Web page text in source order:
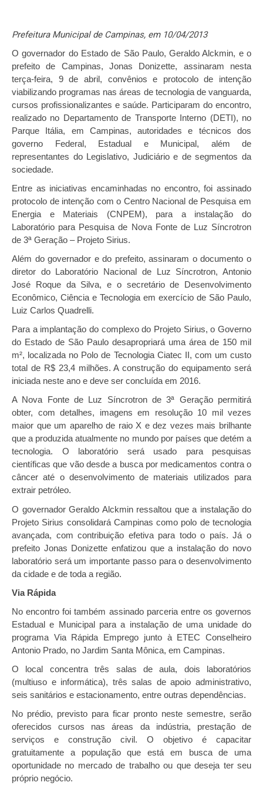
Prefeitura Municipal de Campinas, em 10/04/2013
O governador do Estado de São Paulo, Geraldo Alckmin, e o
prefeito de Campinas, Jonas Donizette, assinaram nesta
terça-feira, 9 de abril, convênios e protocolo de intenção
viabilizando programas nas áreas de tecnologia de vanguarda,
cursos profissionalizantes e saúde. Participaram do encontro,
realizado no Departamento de Transporte Interno (DETI), no
Parque Itália, em Campinas, autoridades e técnicos dos
governo Federal, Estadual e Municipal, além de
representantes do Legislativo, Judiciário e de segmentos da
sociedade.
Entre as iniciativas encaminhadas no encontro, foi assinado
protocolo de intenção com o Centro Nacional de Pesquisa em
Energia e Materiais (CNPEM), para a instalação do
Laboratório para Pesquisa de Nova Fonte de Luz Síncrotron
de 3ª Geração – Projeto Sirius.
Além do governador e do prefeito, assinaram o documento o
diretor do Laboratório Nacional de Luz Síncrotron, Antonio
José Roque da Silva, e o secretário de Desenvolvimento
Econômico, Ciência e Tecnologia em exercício de São Paulo,
Luiz Carlos Quadrelli.
Para a implantação do complexo do Projeto Sirius, o Governo
do Estado de São Paulo desapropriará uma área de 150 mil
m², localizada no Polo de Tecnologia Ciatec II, com um custo
total de R$ 23,4 milhões. A construção do equipamento será
iniciada neste ano e deve ser concluída em 2016.
A Nova Fonte de Luz Síncrotron de 3ª Geração permitirá
obter, com detalhes, imagens em resolução 10 mil vezes
maior que um aparelho de raio X e dez vezes mais brilhante
que a produzida atualmente no mundo por países que detém a
tecnologia. O laboratório será usado para pesquisas
científicas que vão desde a busca por medicamentos contra o
câncer até o desenvolvimento de materiais utilizados para
extrair petróleo.
O governador Geraldo Alckmin ressaltou que a instalação do
Projeto Sirius consolidará Campinas como polo de tecnologia
avançada, com contribuição efetiva para todo o país. Já o
prefeito Jonas Donizette enfatizou que a instalação do novo
laboratório será um importante passo para o desenvolvimento
da cidade e de toda a região.
Via Rápida
No encontro foi também assinado parceria entre os governos
Estadual e Municipal para a instalação de uma unidade do
programa Via Rápida Emprego junto à ETEC Conselheiro
Antonio Prado, no Jardim Santa Mônica, em Campinas.
O local concentra três salas de aula, dois laboratórios
(multiuso e informática), três salas de apoio administrativo,
seis sanitários e estacionamento, entre outras dependências.
No prédio, previsto para ficar pronto neste semestre, serão
oferecidos cursos nas áreas da indústria, prestação de
serviços e construção civil. O objetivo é capacitar
gratuitamente a população que está em busca de uma
oportunidade no mercado de trabalho ou que deseja ter seu
próprio negócio.